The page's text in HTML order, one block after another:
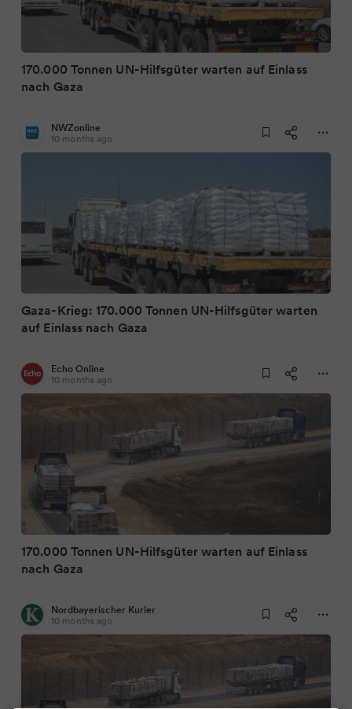
170.000 Tonnen UN-Hilfsgüter warten auf Einlass
nach Gaza
NWZonline
10 months ago
Gaza-Krieg: 170.000 Tonnen UN-Hilfsgüter warten
auf Einlass nach Gaza
Echo Online
10 months ago
170.000 Tonnen UN-Hilfsgüter warten auf Einlass
nach Gaza
Nordbayerischer Kurier
10 months ago